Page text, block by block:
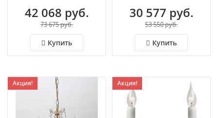
42 068 руб.
73 675 руб.
Купить
30 577 руб.
53 550 руб.
Купить
Акция! Акция!